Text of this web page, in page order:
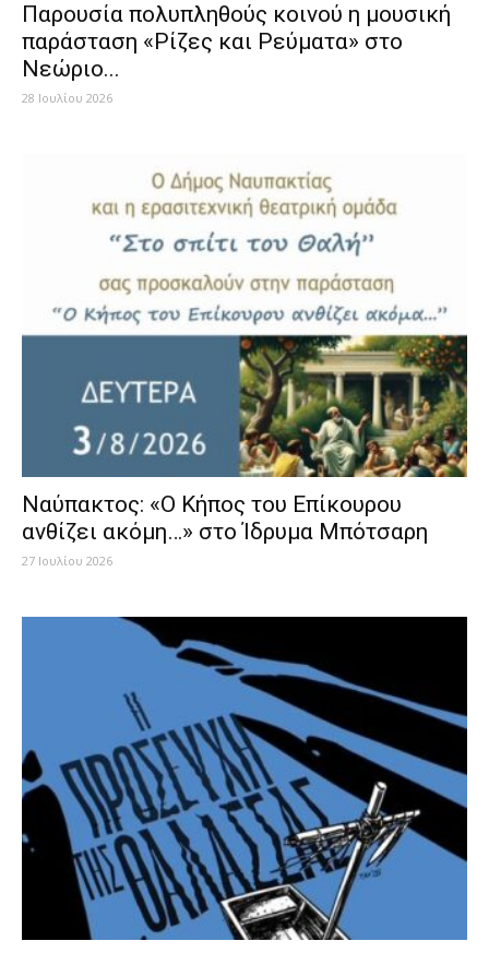
Παρουσία πολυπληθούς κοινού η μουσική
παράσταση «Ρίζες και Ρεύματα» στο
Νεώριο...
28 Ιουλίου 2026
Ναύπακτος: «Ο Κήπος του Επίκουρου
ανθίζει ακόμη…» στο Ίδρυμα Μπότσαρη
27 Ιουλίου 2026